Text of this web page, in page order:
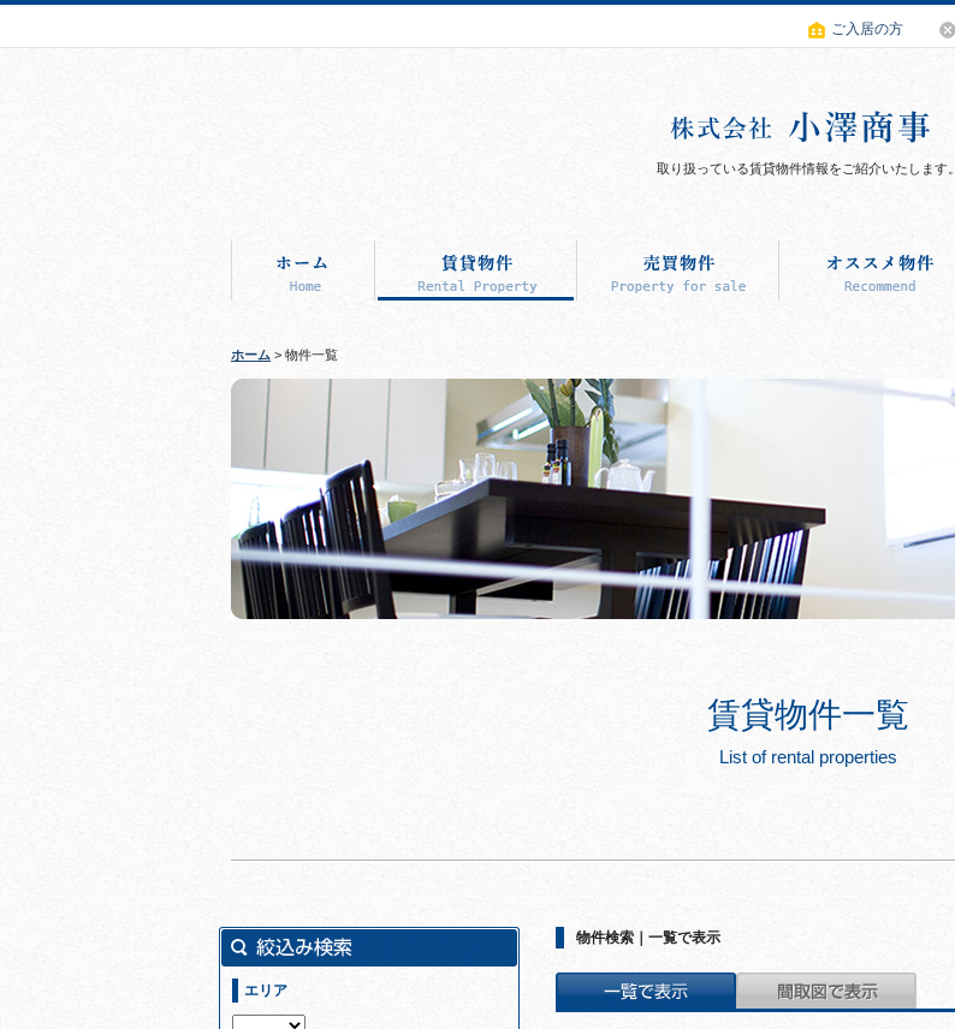
取り扱っている賃貸物件情報をご紹介いたします。
ご入居の方
ホーム > 物件一覧
賃貸物件一覧
List of rental properties
物件検索｜一覧で表示
エリア